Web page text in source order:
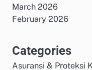
March 2026
February 2026
Categories
Asuransi & Proteksi